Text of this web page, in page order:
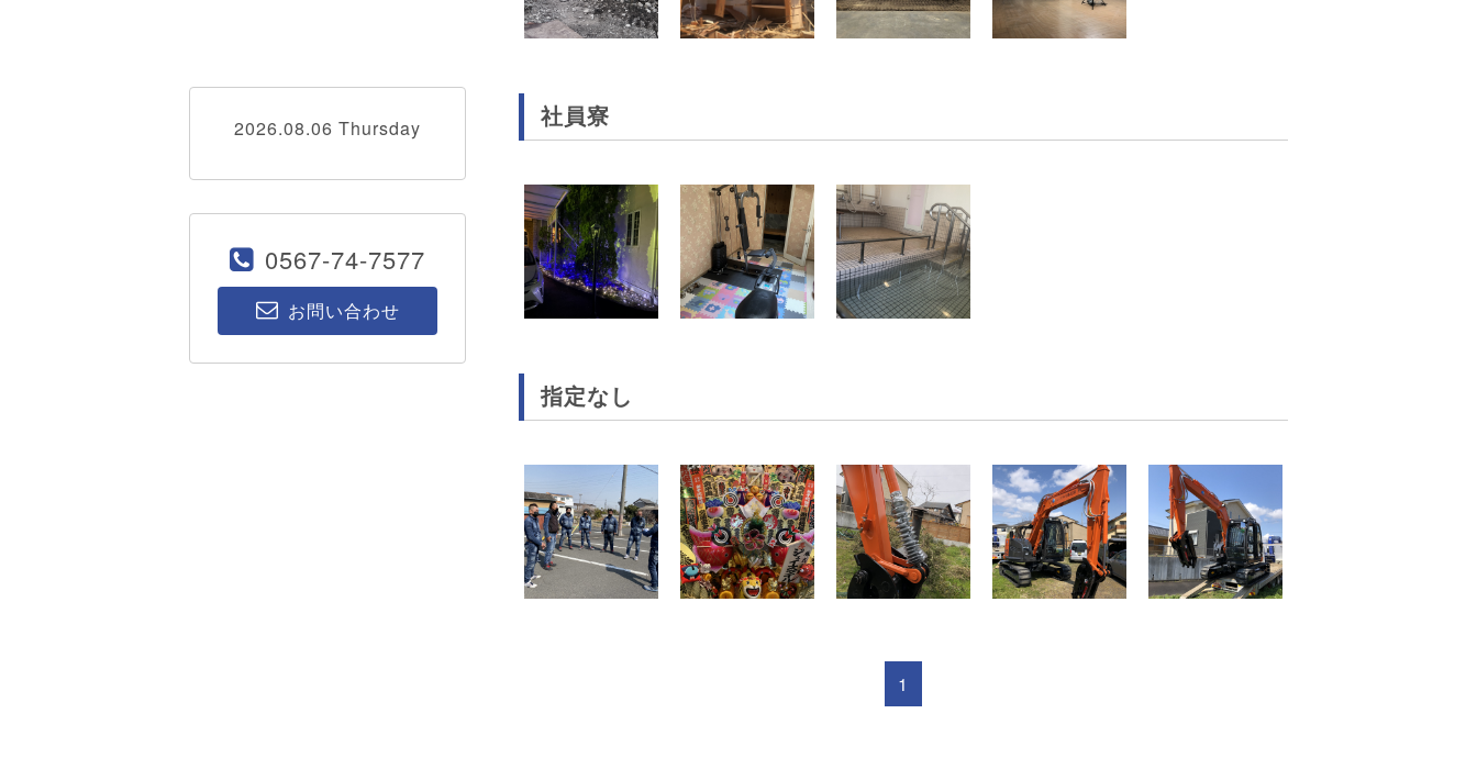
社員寮
指定なし
1
2026.08.06 Thursday
0567-74-7577
お問い合わせ